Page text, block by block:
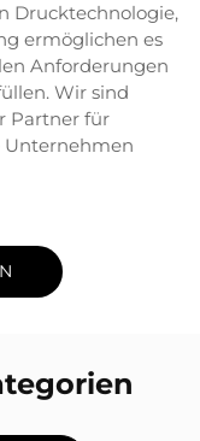
Drucktechnologie,
ermöglichen es
Anforderungen
Wir sind
Partner für
Unternehmen